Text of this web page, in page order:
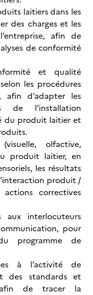
laitiers dans les
des charges et les
afin de
de conformité
et qualité
les procédures
afin d’adapter les
de l’installation
du produit laitier et
olfactive,
produit laitier, en
les résultats
produit /
correctives
aux interlocuteurs
pour
programme de
à l’activité de
des standards et
afin de tracer la